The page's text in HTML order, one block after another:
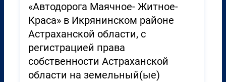
«Автодорога Маячное- Житное-
Краса» в Икрянинском районе
Астраханской области, с
регистрацией права
собственности Астраханской
области на земельный(ые)